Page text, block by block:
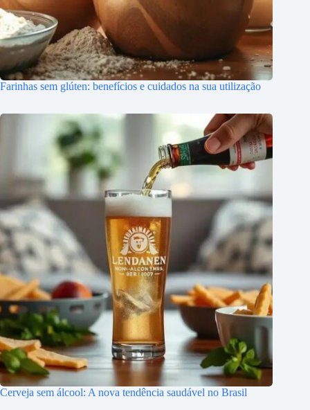
Farinhas sem glúten: benefícios e cuidados na sua utilização
Cerveja sem álcool: A nova tendência saudável no Brasil